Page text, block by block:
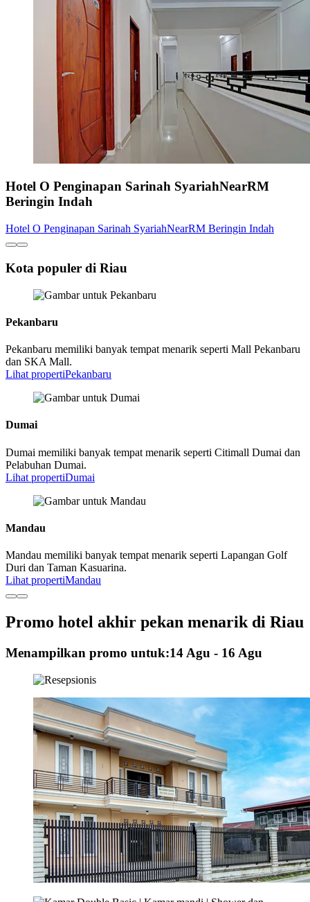
Hotel O Penginapan Sarinah SyariahNearRM
Beringin Indah
Hotel O Penginapan Sarinah SyariahNearRM Beringin Indah
Kota populer di Riau
Pekanbaru
Pekanbaru memiliki banyak tempat menarik seperti Mall Pekanbaru
dan SKA Mall.
Lihat propertiPekanbaru
Dumai
Dumai memiliki banyak tempat menarik seperti Citimall Dumai dan
Pelabuhan Dumai.
Lihat propertiDumai
Mandau
Mandau memiliki banyak tempat menarik seperti Lapangan Golf
Duri dan Taman Kasuarina.
Lihat propertiMandau
Promo hotel akhir pekan menarik di Riau
Menampilkan promo untuk:14 Agu - 16 Agu